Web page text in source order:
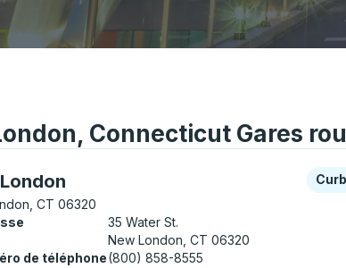
Connecticut Gares
Stop, utilisez les touches fléchées ou la
CT 06320
35 Water St.
New London, CT 06320
de téléphone(800) 858-8555